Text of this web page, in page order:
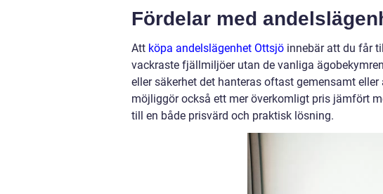
Fördelar med
Att köpa andelslägenhet Ottsjö innebär att du får
vackraste fjällmiljöer utan de vanliga
eller säkerhet det hanteras oftast gemensamt
möjliggör också ett mer överkomligt pris jämfört
till en både prisvärd och praktisk lösning.